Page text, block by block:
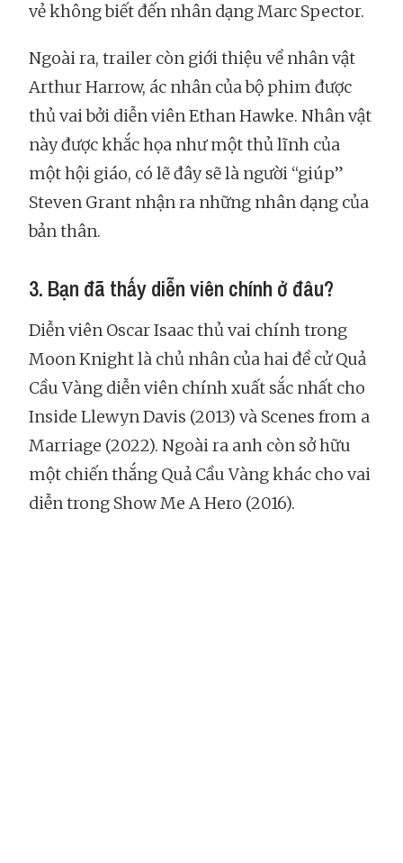
vẻ không biết đến nhân dạng Marc Spector.
Ngoài ra, trailer còn giới thiệu về nhân vật
Arthur Harrow, ác nhân của bộ phim được
thủ vai bởi diễn viên Ethan Hawke. Nhân vật
này được khắc họa như một thủ lĩnh của
một hội giáo, có lẽ đây sẽ là người “giúp”
Steven Grant nhận ra những nhân dạng của
bản thân.
3. Bạn đã thấy diễn viên chính ở đâu?
Diễn viên Oscar Isaac thủ vai chính trong
Moon Knight là chủ nhân của hai đề cử Quả
Cầu Vàng diễn viên chính xuất sắc nhất cho
Inside Llewyn Davis (2013) và Scenes from a
Marriage (2022). Ngoài ra anh còn sở hữu
một chiến thắng Quả Cầu Vàng khác cho vai
diễn trong Show Me A Hero (2016).